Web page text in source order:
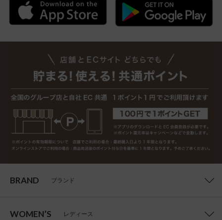
BRAND ブランド
WOMEN’S レディース